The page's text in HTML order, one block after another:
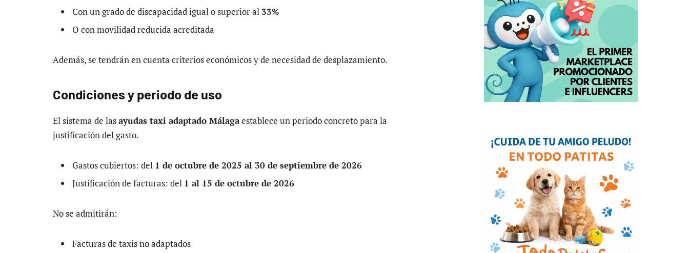
Con un grado de discapacidad igual o superior al 33%
O con movilidad reducida acreditada
Además, se tendrán en cuenta criterios económicos y de necesidad de desplazamiento.
Condiciones y periodo de uso
El sistema de lasayudas taxi adaptado Málagaestablece un periodo concreto para la
justificación del gasto.
Gastos cubiertos: del 1 de octubre de 2025 al 30 de septiembre de 2026
Justificación de facturas: del 1 al 15 de octubre de 2026
No se admitirán:
Facturas de taxis no adaptados